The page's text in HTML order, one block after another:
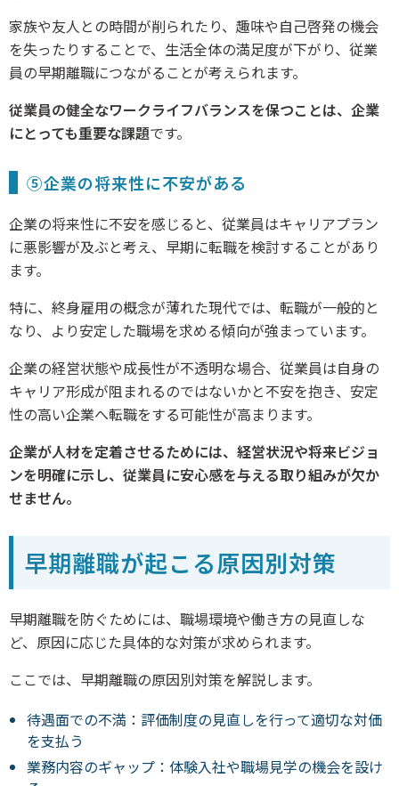
家族や友人との時間が削られたり、趣味や自己啓発の機会
を失ったりすることで、生活全体の満足度が下がり、従業
員の早期離職につながることが考えられます。
従業員の健全なワークライフバランスを保つことは、企業
にとっても重要な課題です。
⑤企業の将来性に不安がある
企業の将来性に不安を感じると、従業員はキャリアプラン
に悪影響が及ぶと考え、早期に転職を検討することがあり
ます。
特に、終身雇用の概念が薄れた現代では、転職が一般的と
なり、より安定した職場を求める傾向が強まっています。
企業の経営状態や成長性が不透明な場合、従業員は自身の
キャリア形成が阻まれるのではないかと不安を抱き、安定
性の高い企業へ転職をする可能性が高まります。
企業が人材を定着させるためには、経営状況や将来ビジョ
ンを明確に示し、従業員に安心感を与える取り組みが欠か
せません。
早期離職が起こる原因別対策
早期離職を防ぐためには、職場環境や働き方の見直しな
ど、原因に応じた具体的な対策が求められます。
ここでは、早期離職の原因別対策を解説します。
待遇面での不満：評価制度の見直しを行って適切な対価
を支払う
業務内容のギャップ：体験入社や職場見学の機会を設け